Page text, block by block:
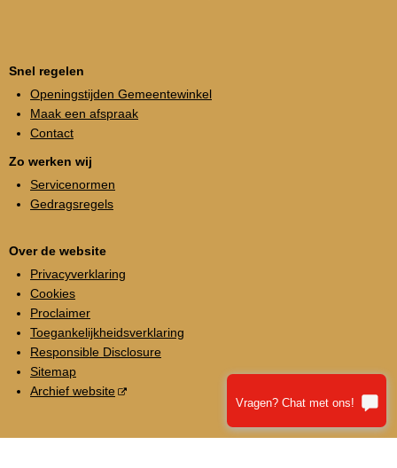
Snel regelen
Openingstijden Gemeentewinkel
Maak een afspraak
Contact
Zo werken wij
Servicenormen
Gedragsregels
Over de website
Privacyverklaring
Cookies
Proclaimer
Toegankelijkheidsverklaring
Responsible Disclosure
Sitemap
Archief website